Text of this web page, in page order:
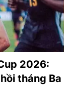
2026:
tháng Ba